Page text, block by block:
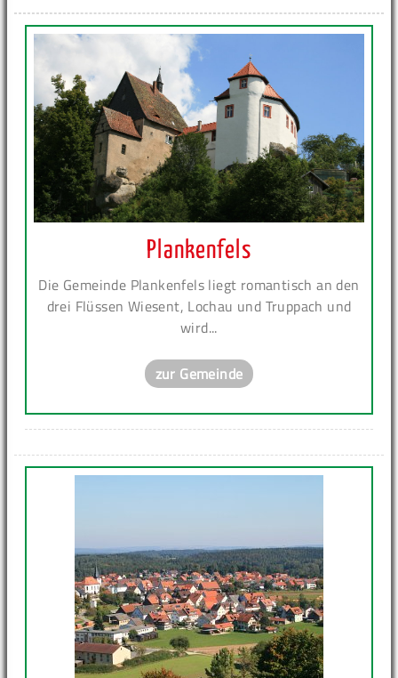
Plankenfels
Die Gemeinde Plankenfels liegt romantisch an den
drei Flüssen Wiesent, Lochau und Truppach und
wird...
zur Gemeinde